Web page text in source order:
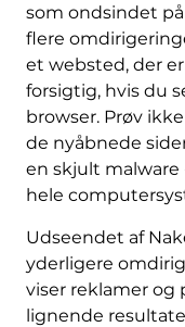
som ondsindet
flere
et websted, der
forsigtig, hvis du
browser. Prøv
de nyåbnede
en skjult
hele
Udseendet af
yderligere
viser reklamer og
lignende